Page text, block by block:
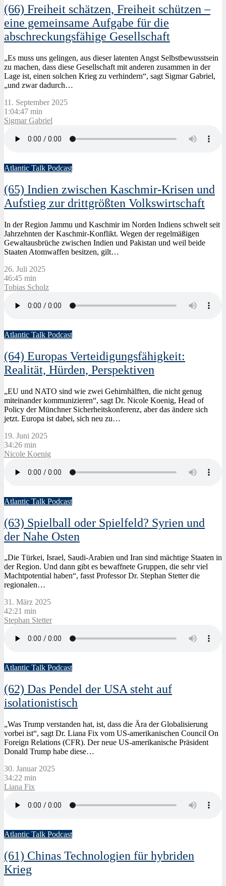
(66) Freiheit schätzen, Freiheit schützen –
eine gemeinsame Aufgabe für die
abschreckungsfähige Gesellschaft
„Es muss uns gelingen, aus dieser latenten Angst Selbstbewusstsein
zu machen, dass diese Gesellschaft mit anderen zusammen in der
Lage ist, einen solchen Krieg zu verhindern“, sagt Sigmar Gabriel,
„und zwar dadurch…
11. September 2025
1:04:47 min
Sigmar Gabriel
Atlantic Talk Podcast
(65) Indien zwischen Kaschmir-Krisen und
Aufstieg zur drittgrößten Volkswirtschaft
In der Region Jammu und Kaschmir im Norden Indiens schwelt seit
Jahrzehnten der Kaschmir-Konflikt. Wegen der regelmäßigen
Gewaltausbrüche zwischen Indien und Pakistan und weil beide
Staaten Atomwaffen besitzen, gilt…
26. Juli 2025
46:45 min
Tobias Scholz
Atlantic Talk Podcast
(64) Europas Verteidigungsfähigkeit:
Realität, Hürden, Perspektiven
„EU und NATO sind wie zwei Gehirnhälften, die nicht genug
miteinander kommunizieren“, sagt Dr. Nicole Koenig, Head of
Policy der Münchner Sicherheitskonferenz, aber das ändere sich
jetzt. Europa ist dabei, sich neu zu…
19. Juni 2025
34:26 min
Nicole Koenig
Atlantic Talk Podcast
(63) Spielball oder Spielfeld? Syrien und
der Nahe Osten
„Die Türkei, Israel, Saudi-Arabien und Iran sind mächtige Staaten in
der Region. Und dann gibt es bewaffnete Gruppen, die sehr viel
Machtpotential haben“, fasst Professor Dr. Stephan Stetter die
regionalen…
31. März 2025
42:21 min
Stephan Stetter
Atlantic Talk Podcast
(62) Das Pendel der USA steht auf
isolationistisch
„Was Trump verstanden hat, ist, dass die Ära der Globalisierung
vorbei ist“, sagt Dr. Liana Fix vom US-amerikanischen Council On
Foreign Relations (CFR). Der neue US-amerikanische Präsident
Donald Trump habe diese…
30. Januar 2025
34:22 min
Liana Fix
Atlantic Talk Podcast
(61) Chinas Technologien für hybriden
Krieg